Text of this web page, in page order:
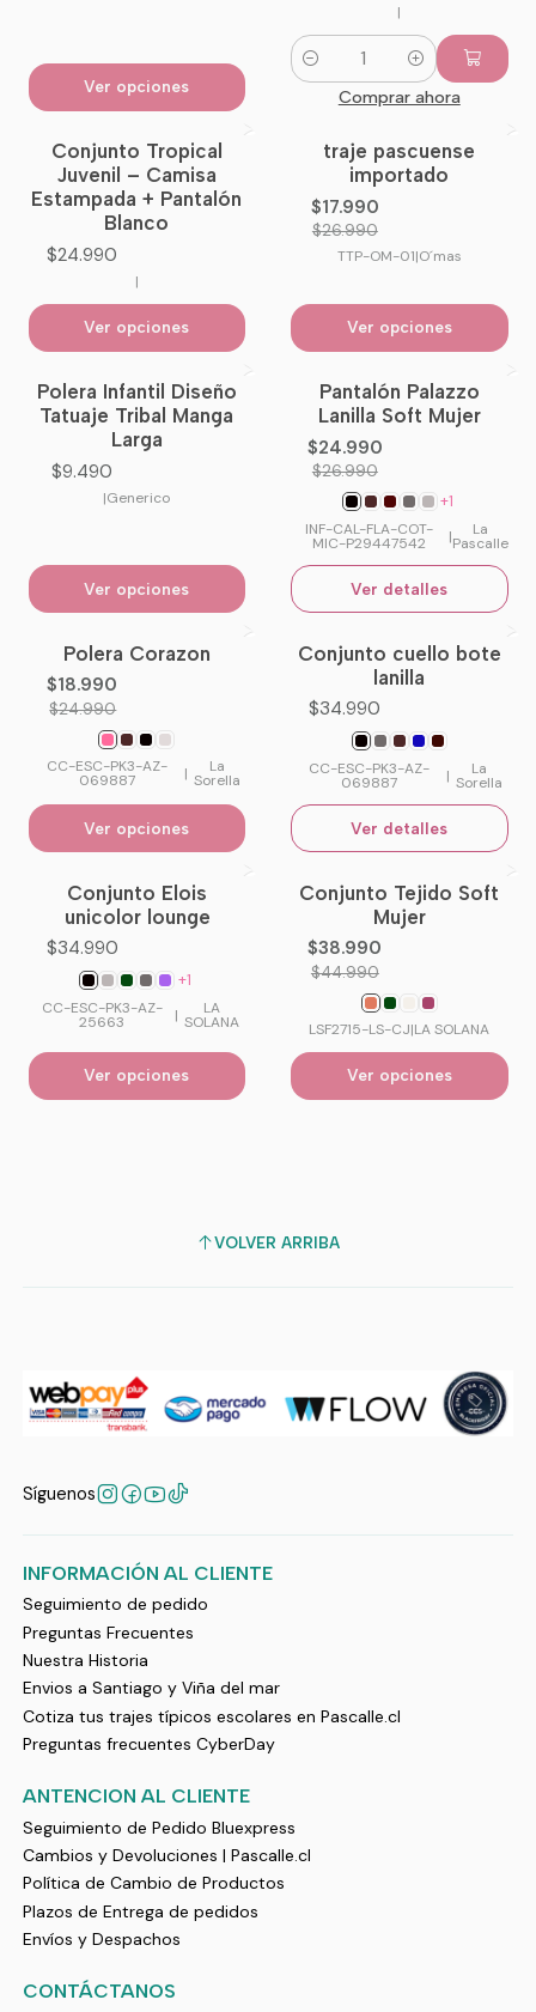
Ver opciones
|
Cantidad
Comprar ahora
Conjunto Tropical
Juvenil – Camisa
Estampada + Pantalón
Blanco
$24.990
|
Ver opciones
-33%OFF
traje pascuense
importado
$17.990
$26.990
TTP-OM-01|O´mas
Ver opciones
Polera Infantil Diseño
Tatuaje Tribal Manga
Larga
$9.490
|Generico
Ver opciones
-7%OFF
No disponible
Pantalón Palazzo
Lanilla Soft Mujer
$24.990
$26.990
+1
INF-CAL-FLA-COT-
MIC-P29447542 | La
Pascalle
Ver detalles
-24%OFF
Polera Corazon
$18.990
$24.990
CC-ESC-PK3-AZ-
069887 | La
Sorella
Ver opciones
No disponible
Conjunto cuello bote
lanilla
$34.990
CC-ESC-PK3-AZ-
069887 | La
Sorella
Ver detalles
Conjunto Elois
unicolor lounge
$34.990
+1
CC-ESC-PK3-AZ-
25663 | LA
SOLANA
Ver opciones
-13%OFF
Conjunto Tejido Soft
Mujer
$38.990
$44.990
LSF2715-LS-CJ|LA SOLANA
Ver opciones
VOLVER ARRIBA
Síguenos
INFORMACIÓN AL CLIENTE
Seguimiento de pedido
Preguntas Frecuentes
Nuestra Historia
Envios a Santiago y Viña del mar
Cotiza tus trajes típicos escolares en Pascalle.cl
Preguntas frecuentes CyberDay
ANTENCION AL CLIENTE
Seguimiento de Pedido Bluexpress
Cambios y Devoluciones | Pascalle.cl
Política de Cambio de Productos
Plazos de Entrega de pedidos
Envíos y Despachos
CONTÁCTANOS